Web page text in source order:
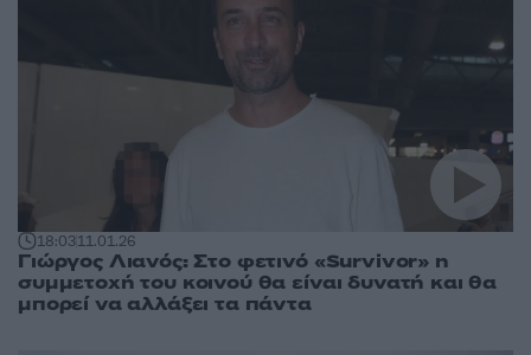
18:0311.01.26
Γιώργος Λιανός: Στο φετινό «Survivor» η
συμμετοχή του κοινού θα είναι δυνατή και θα
μπορεί να αλλάξει τα πάντα